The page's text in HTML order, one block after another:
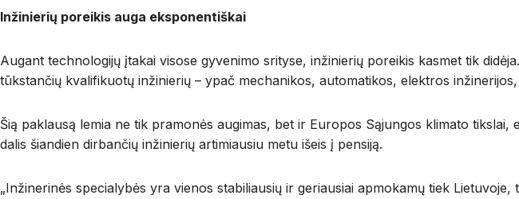
Inžinierių poreikis auga eksponentiškai
Augant technologijų įtakai visose gyvenimo srityse, inžinierių poreikis kasmet tik
tūkstančių kvalifikuotų inžinierių – ypač mechanikos, automatikos, elektros
Šią paklausą lemia ne tik pramonės augimas, bet ir Europos Sąjungos klimato
dalis šiandien dirbančių inžinierių artimiausiu metu išeis į pensiją.
„Inžinerinės specialybės yra vienos stabiliausių ir geriausiai apmokamų tiek